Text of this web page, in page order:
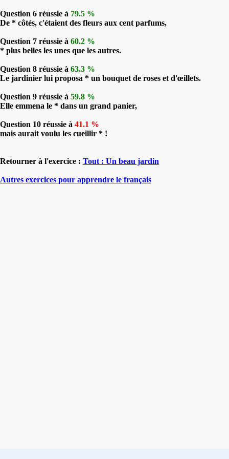
Question 6 réussie à 79.5 %
De * côtés, c'étaient des fleurs aux cent parfums,
Question 7 réussie à 60.2 %
* plus belles les unes que les autres.
Question 8 réussie à 63.3 %
Le jardinier lui proposa * un bouquet de roses et d'œillets.
Question 9 réussie à 59.8 %
Elle emmena le * dans un grand panier,
Question 10 réussie à 41.1 %
mais aurait voulu les cueillir * !
Retourner à l'exercice : Tout : Un beau jardin
Autres exercices pour apprendre le français